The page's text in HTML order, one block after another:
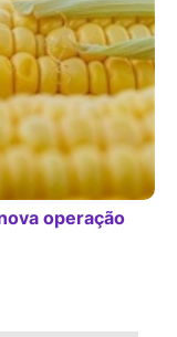
operação